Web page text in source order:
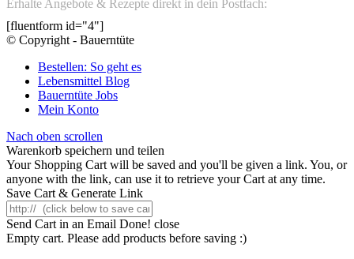
Erhalte Angebote & Rezepte direkt in dein Postfach:
[fluentform id="4"]
© Copyright - Bauerntüte
Bestellen: So geht es
Lebensmittel Blog
Bauerntüte Jobs
Mein Konto
Nach oben scrollen
Warenkorb speichern und teilen
Your Shopping Cart will be saved and you'll be given a link. You, or
anyone with the link, can use it to retrieve your Cart at any time.
Save Cart & Generate Link
Send Cart in an Email Done! close
Empty cart. Please add products before saving :)